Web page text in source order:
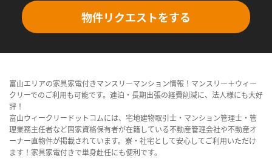
物件リクエストをする
富山エリアの家具家電付きマンスリーマンション情報！マンスリー＋ウィー
クリーでのご利用も可能です。連泊・長期出張の経費削減に、法人様にも大好
評！
富山ウィークリードットコムには、宅地建物取引士・マンション管理士・管
理業務主任者など国家資格保有者が在籍している不動産管理会社や不動産オ
ーナー直物件が掲載されています。寮・社宅として安心してご利用いただけ
ます！家具家電付きで単身赴任にも便利です。